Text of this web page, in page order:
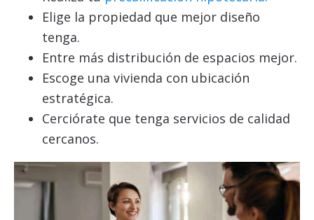
Elige la propiedad que mejor diseño
tenga.
Entre más distribución de espacios mejor.
Escoge una vivienda con ubicación
estratégica.
Cerciórate que tenga servicios de calidad
cercanos.